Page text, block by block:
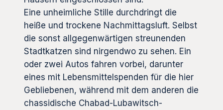
Eine unheimliche Stille durchdringt die
heiße und trockene Nachmittagsluft. Selbst
die sonst allgegenwärtigen streunenden
Stadtkatzen sind nirgendwo zu sehen. Ein
oder zwei Autos fahren vorbei, darunter
eines mit Lebensmittelspenden für die hier
Gebliebenen, während mit dem anderen die
chassidische Chabad-Lubawitsch-